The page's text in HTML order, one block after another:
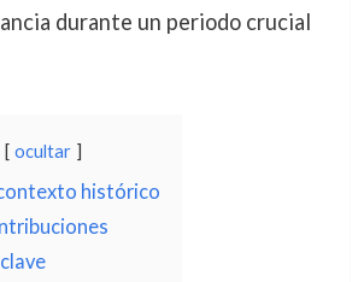
durante un periodo crucial
ocultar
histórico